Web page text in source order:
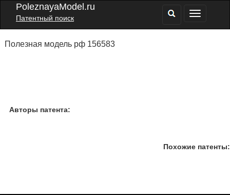
PoleznayaModel.ru
Патентный поиск
Полезная модель рф 156583
Авторы патента:
Похожие патенты: